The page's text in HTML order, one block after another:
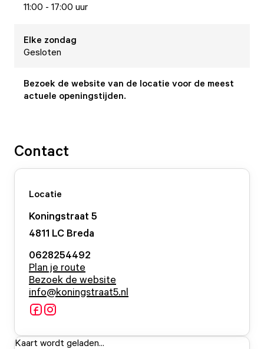
11:00 - 17:00 uur
Elke zondag
Gesloten
Bezoek de website van de locatie voor de meest
actuele openingstijden.
Contact
Locatie
Koningstraat 5
4811 LC Breda
0628254492
Plan je route
Bezoek de website
info@koningstraat5.nl
Kaart wordt geladen...